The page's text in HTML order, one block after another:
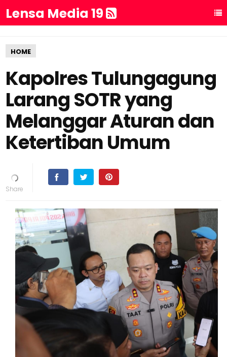
Lensa Media 19
HOME
Kapolres Tulungagung
Larang SOTR yang
Melanggar Aturan dan
Ketertiban Umum